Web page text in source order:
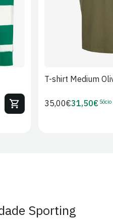
T-shirt Medium
Preço
35,00€Preço
31,50€ Sócio
Sporting